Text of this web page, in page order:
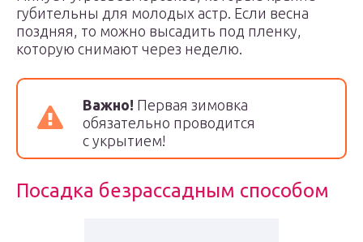
губительны для молодых астр. Если весна
поздняя, то можно высадить под пленку,
которую снимают через неделю.
Важно! Первая зимовка
обязательно проводится
с укрытием!
Посадка безрассадным способом